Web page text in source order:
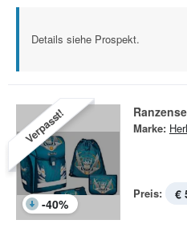
Details siehe Prospekt.
Verpasst!
-40%
Marke:
Preis: €